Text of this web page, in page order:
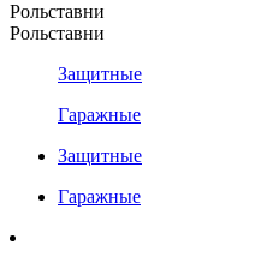
Рольставни
Рольставни
Защитные
Гаражные
Защитные
Гаражные